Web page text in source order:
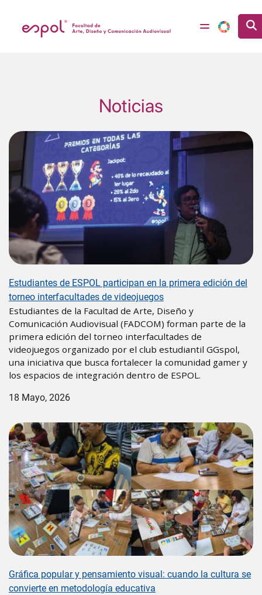
Noticias
Estudiantes de ESPOL participan en la primera edición del
torneo interfacultades de videojuegos
Estudiantes de la Facultad de Arte, Diseño y
Comunicación Audiovisual (FADCOM) forman parte de la
primera edición del torneo interfacultades de
videojuegos organizado por el club estudiantil GGspol,
una iniciativa que busca fortalecer la comunidad gamer y
los espacios de integración dentro de ESPOL.
18 Mayo, 2026
Gráfica popular y pensamiento visual: cuando la cultura se
convierte en metodología educativa